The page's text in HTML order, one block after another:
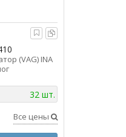
(VAG) INA
32 шт.
Все цены